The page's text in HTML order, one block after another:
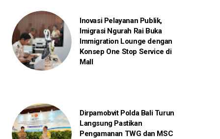
Inovasi Pelayanan Publik,
Imigrasi Ngurah Rai Buka
Immigration Lounge dengan
Konsep One Stop Service di
Mall
Dirpamobvit Polda Bali Turun
Langsung Pastikan
Pengamanan TWG dan MSC